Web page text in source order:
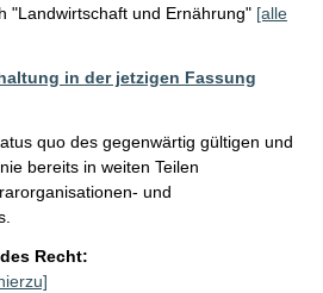
"Landwirtschaft und Ernährung" [alle
in der jetzigen Fassung
quo des gegenwärtig gültigen und
bereits in weiten Teilen
und
Recht: